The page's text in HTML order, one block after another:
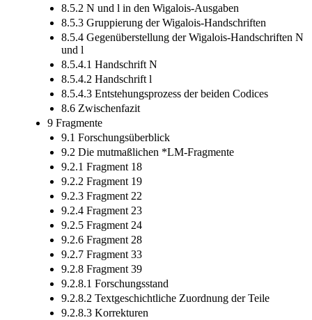
8.5.2 N und l in den Wigalois-Ausgaben
8.5.3 Gruppierung der Wigalois-Handschriften
8.5.4 Gegenüberstellung der Wigalois-Handschriften N
und l
8.5.4.1 Handschrift N
8.5.4.2 Handschrift l
8.5.4.3 Entstehungsprozess der beiden Codices
8.6 Zwischenfazit
9 Fragmente
9.1 Forschungsüberblick
9.2 Die mutmaßlichen *LM-Fragmente
9.2.1 Fragment 18
9.2.2 Fragment 19
9.2.3 Fragment 22
9.2.4 Fragment 23
9.2.5 Fragment 24
9.2.6 Fragment 28
9.2.7 Fragment 33
9.2.8 Fragment 39
9.2.8.1 Forschungsstand
9.2.8.2 Textgeschichtliche Zuordnung der Teile
9.2.8.3 Korrekturen